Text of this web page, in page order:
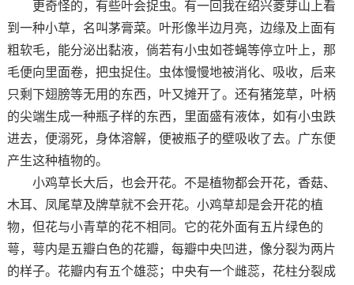
更奇怪的，有些叶会捉虫。有一回我在绍兴菱芽山上看
到一种小草，名叫茅膏菜。叶形像半边月亮，边缘及上面有
粗软毛，能分泌出黏液，倘若有小虫如苍蝇等停立叶上，那
毛便向里面卷，把虫捉住。虫体慢慢地被消化、吸收，后来
只剩下翅膀等无用的东西，叶又摊开了。还有猪笼草，叶柄
的尖端生成一种瓶子样的东西，里面盛有液体，如有小虫跌
进去，便溺死，身体溶解，便被瓶子的壁吸收了去。广东便
产生这种植物的。
小鸡草长大后，也会开花。不是植物都会开花，香菇、
木耳、凤尾草及牌草就不会开花。小鸡草却是会开花的植
物，但花与小青草的花不相同。它的花外面有五片绿色的
萼，萼内是五瓣白色的花瓣，每瓣中央凹进，像分裂为两片
的样子。花瓣内有五个雄蕊；中央有一个雌蕊，花柱分裂成